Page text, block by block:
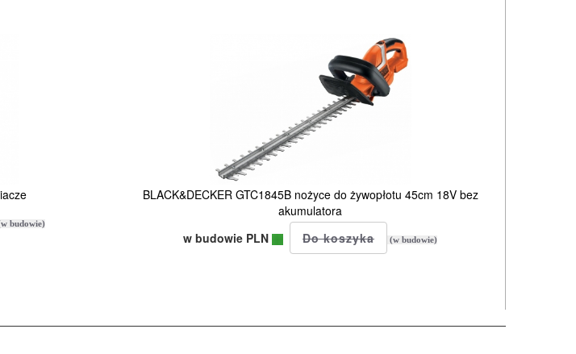
budowie)
BLACK&DECKER GTC1845B nożyce do żywopłotu 45cm 18V bez
akumulatora
w budowie PLN
(w budowie)